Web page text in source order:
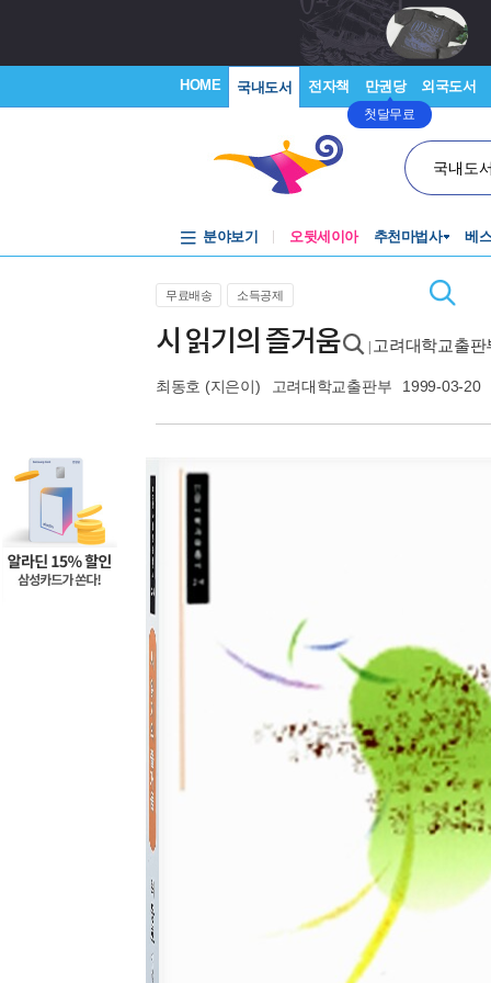
HOME 국내도서 전자책 만권당
첫달무료
외국도서
국내도
분야보기 오뒷세이아 추천마법사 베
무료배송 소득공제
시 읽기의 즐거움 고려대학교출
최동호 (지은이) 고려대학교출판부 1999-03-20